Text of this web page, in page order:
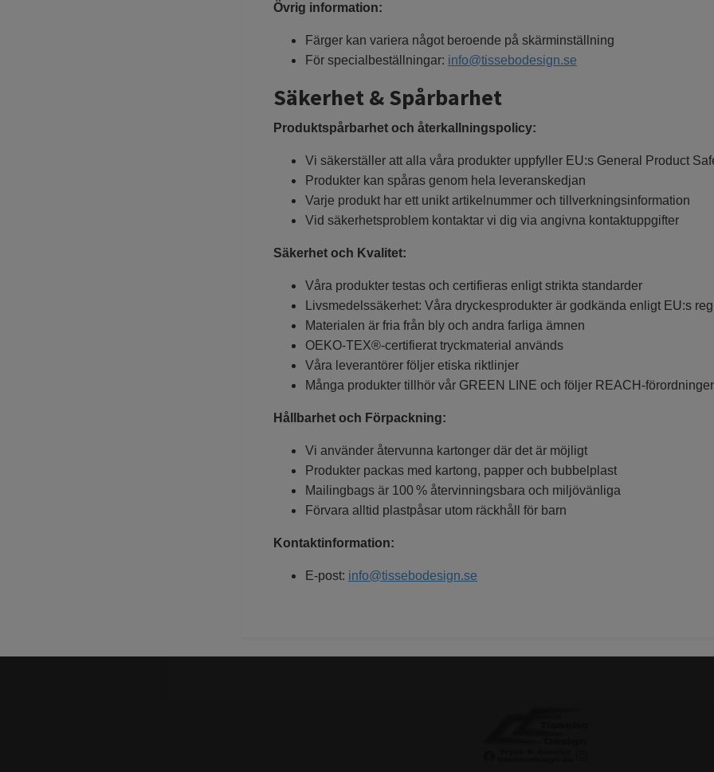
Övrig information:
Färger kan variera något beroende på skärminställning
För specialbeställningar: info@tissebodesign.se
Säkerhet & Spårbarhet
Produktspårbarhet och återkallningspolicy:
Vi säkerställer att alla våra produkter uppfyller EU:s General Product
Produkter kan spåras genom hela leveranskedjan
Varje produkt har ett unikt artikelnummer och tillverkningsinformation
Vid säkerhetsproblem kontaktar vi dig via angivna kontaktuppgifter
Säkerhet och Kvalitet:
Våra produkter testas och certifieras enligt strikta standarder
Livsmedelssäkerhet: Våra dryckesprodukter är godkända enligt EU:s
Materialen är fria från bly och andra farliga ämnen
OEKO-TEX®-certifierat tryckmaterial används
Våra leverantörer följer etiska riktlinjer
Många produkter tillhör vår GREEN LINE och följer REACH-
Hållbarhet och Förpackning:
Vi använder återvunna kartonger där det är möjligt
Produkter packas med kartong, papper och bubbelplast
Mailingbags är 100 % återvinningsbara och miljövänliga
Förvara alltid plastpåsar utom räckhåll för barn
Kontaktinformation:
E-post: info@tissebodesign.se